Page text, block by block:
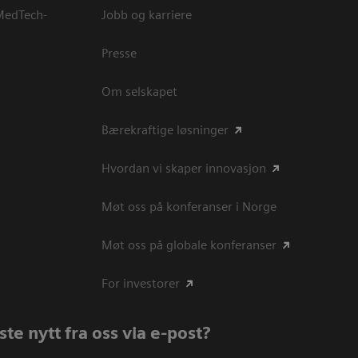
Jobb og karriere
Presse
Om selskapet
Bærekraftige løsninger
Hvordan vi skaper innovasjon
Møt oss på konferanser i Norge
Møt oss på globale konferanser
For investorer
nytt fra oss via e-post?